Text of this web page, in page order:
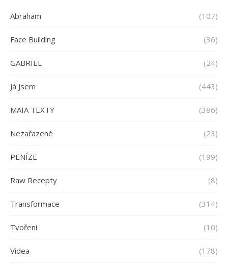
Abraham (107)
Face Building (36)
GABRIEL (24)
Já Jsem (443)
MAIA TEXTY (386)
Nezařazené (23)
PENÍZE (199)
Raw Recepty (8)
Transformace (314)
Tvoření (10)
Videa (178)